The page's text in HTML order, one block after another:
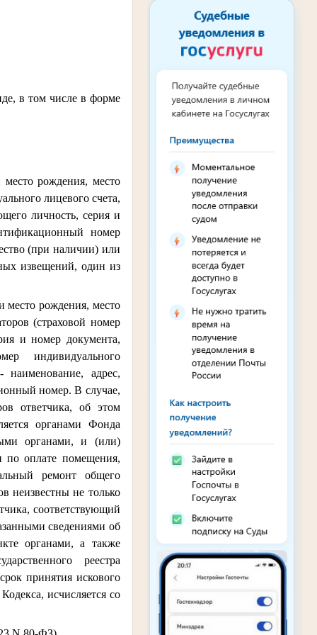
в том числе в форме
рождения, место
лицевого счета,
личность, серия и
номер
(при наличии) или
извещений, один из
место рождения, место
(страховой номер
и номер документа,
индивидуального
наименование, адрес,
номер. В случае,
ответчика, об этом
органами Фонда
органами, и (или)
по оплате помещения,
ремонт общего
неизвестны не только
соответствующий
сведениями об
органами, а также
реестра
принятия искового
исчисляется со